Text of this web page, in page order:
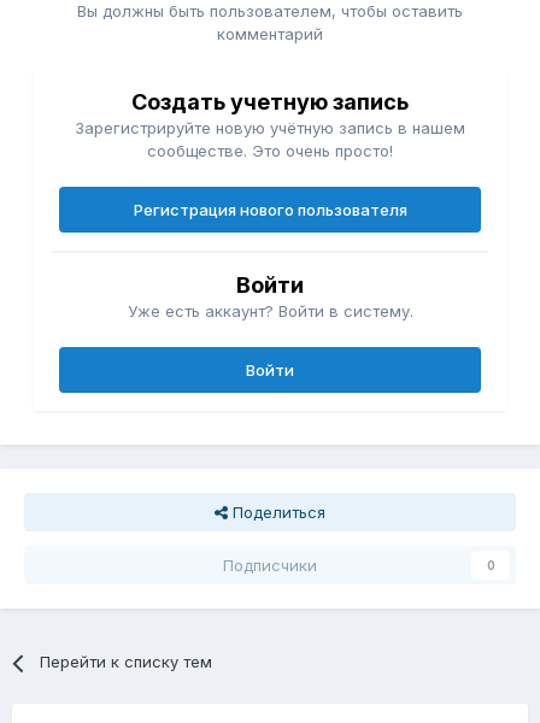
Вы должны быть пользователем, чтобы оставить
комментарий
Создать учетную запись
Зарегистрируйте новую учётную запись в нашем
сообществе. Это очень просто!
Регистрация нового пользователя
Войти
Уже есть аккаунт? Войти в систему.
Войти
Поделиться
Подписчики 0
Перейти к списку тем